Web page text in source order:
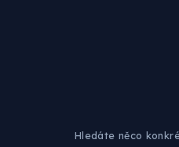
Hledáte něco